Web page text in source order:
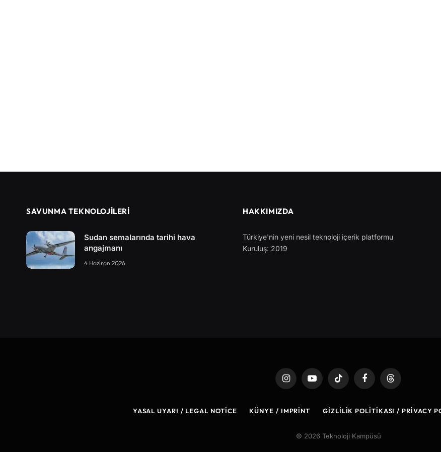
SAVUNMA TEKNOLOJİLERİ
Sudan semalarında tarihi hava
angajmanı
4 Haziran 2026
HAKKIMIZDA
Türkiye'nin yeni nesil teknoloji içerik platformu
Kuruluş: 2019
InstagramYouTubeTikTok FacebookThreads
YASAL UYARI / LEGAL NOTICE KÜNYE / IMPRINT GIZLILIK POLITIKASI / PRIVACY
© 2026 Teknoloji Kampüsü